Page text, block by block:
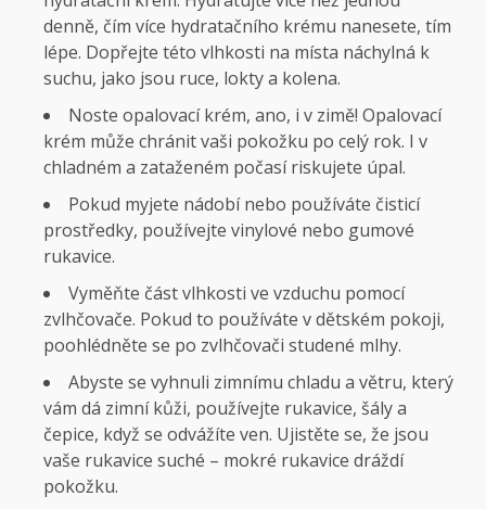
denně, čím více hydratačního krému nanesete, tím
lépe. Dopřejte této vlhkosti na místa náchylná k
suchu, jako jsou ruce, lokty a kolena.
Noste opalovací krém, ano, i v zimě! Opalovací
krém může chránit vaši pokožku po celý rok. I v
chladném a zataženém počasí riskujete úpal.
Pokud myjete nádobí nebo používáte čisticí
prostředky, používejte vinylové nebo gumové
rukavice.
Vyměňte část vlhkosti ve vzduchu pomocí
zvlhčovače. Pokud to používáte v dětském pokoji,
poohlédněte se po zvlhčovači studené mlhy.
Abyste se vyhnuli zimnímu chladu a větru, který
vám dá zimní kůži, používejte rukavice, šály a
čepice, když se odvážíte ven. Ujistěte se, že jsou
vaše rukavice suché – mokré rukavice dráždí
pokožku.